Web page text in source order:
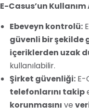
E-Casus’un Kullanım
Ebeveyn kontrolü:
güvenli bir şekilde
içeriklerden uzak
kullanılabilir.
Şirket güvenliği: E-
telefonlarını takip
korunmasını ve